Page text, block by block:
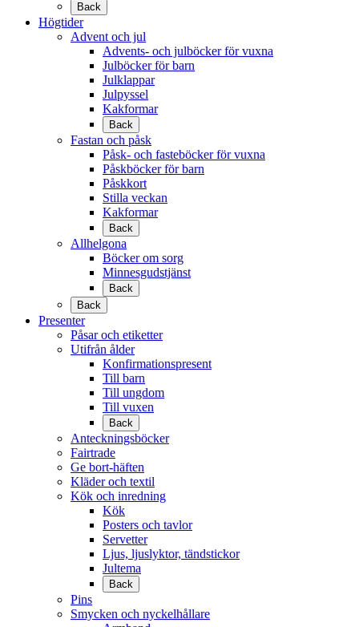
Back
Högtider
Advent och jul
Advents- och julböcker för vuxna
Julböcker för barn
Julklappar
Julpyssel
Kakformar
Back
Fastan och påsk
Påsk- och fasteböcker för vuxna
Påskböcker för barn
Påskkort
Stilla veckan
Kakformar
Back
Allhelgona
Böcker om sorg
Minnesgudstjänst
Back
Back
Presenter
Påsar och etiketter
Utifrån ålder
Konfirmationspresent
Till barn
Till ungdom
Till vuxen
Back
Anteckningsböcker
Fairtrade
Ge bort-häften
Kläder och textil
Kök och inredning
Kök
Posters och tavlor
Servetter
Ljus, ljuslyktor, tändstickor
Jultema
Back
Pins
Smycken och nyckelhållare